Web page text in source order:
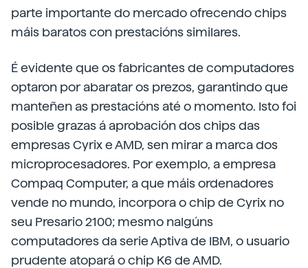
parte importante do mercado ofrecendo chips
máis baratos con prestacións similares.
É evidente que os fabricantes de computadores
optaron por abaratar os prezos, garantindo que
manteñen as prestacións até o momento. Isto foi
posible grazas á aprobación dos chips das
empresas Cyrix e AMD, sen mirar a marca dos
microprocesadores. Por exemplo, a empresa
Compaq Computer, a que máis ordenadores
vende no mundo, incorpora o chip de Cyrix no
seu Presario 2100; mesmo nalgúns
computadores da serie Aptiva de IBM, o usuario
prudente atopará o chip K6 de AMD.